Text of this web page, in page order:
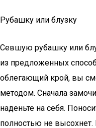
Рубашку или блузку
Севшую рубашку или
из предложенных
облегающий крой, вы
методом. Сначала
наденьте на себя.
полностью не